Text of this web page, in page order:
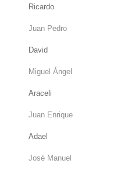
Ricardo
Juan Pedro
David
Miguel Ángel
Araceli
Juan Enrique
Adael
José Manuel